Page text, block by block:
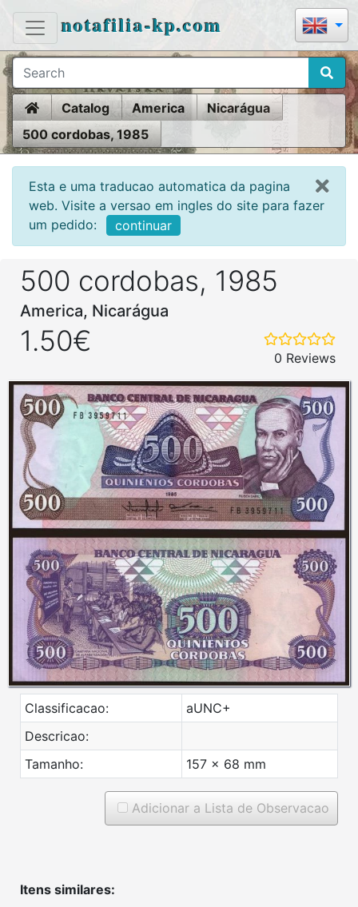
notafilia-kp.com
HomeCatalog America
Nicarágua
500 cordobas, 1985
Esta e uma traducao automatica da pagina
web. Visite a versao em ingles do site para fazer
um pedido:
continuar
500 cordobas, 1985
America, Nicarágua
1.50€
0 Reviews
Classificacao:
aUNC+
Descricao:
Tamanho:
157 x 68 mm
Adicionar a Lista de Observacao
Itens similares: